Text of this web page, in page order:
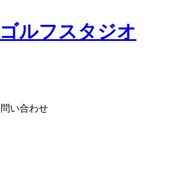
ルフスタジオ
い合わせ